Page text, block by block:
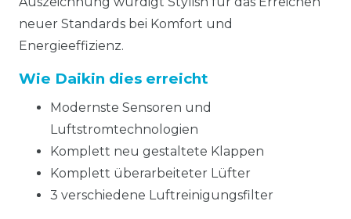
neuer Standards bei Komfort und
Energieeffizienz.
Wie Daikin dies erreicht
Modernste Sensoren und
Luftstromtechnologien
Komplett neu gestaltete Klappen
Komplett überarbeiteter Lüfter
3 verschiedene Luftreinigungsfilter